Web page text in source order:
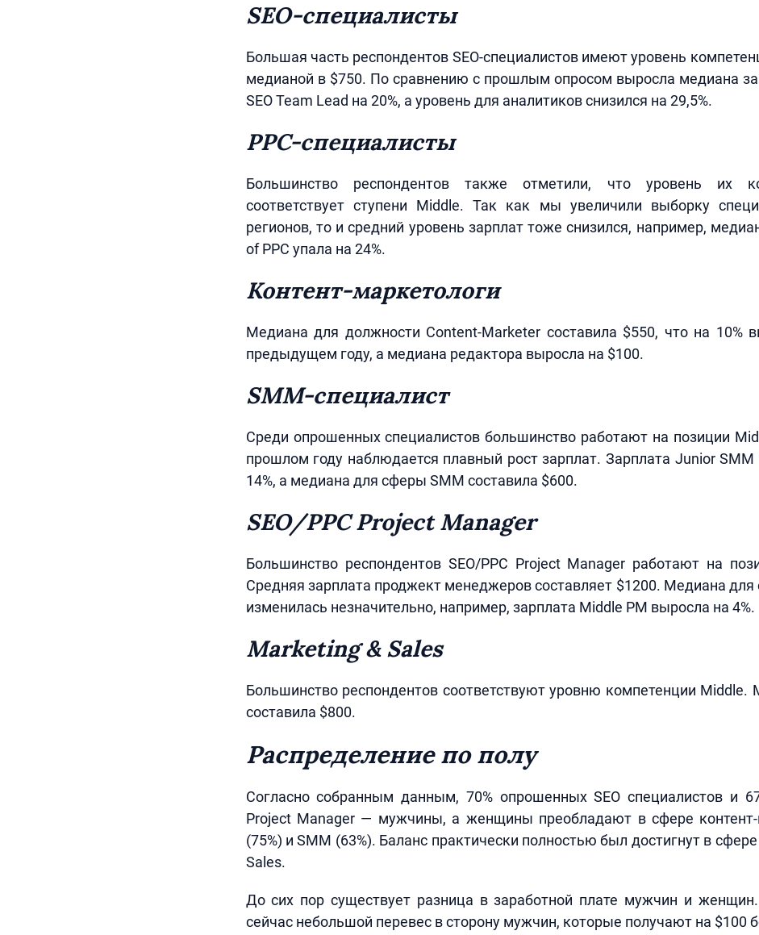
SEO-специалисты
Большая часть респондентов SEO-специалистов имеют уровень
медианой в $750. По сравнению с прошлым опросом выросла медиана
SEO Team Lead на 20%, а уровень для аналитиков снизился на 29,5%.
PPC-специалисты
Большинство респондентов также отметили, что уровень их
соответствует ступени Middle. Так как мы увеличили выборку
регионов, то и средний уровень зарплат тоже снизился, например,
of PPC упала на 24%.
Контент-маркетологи
Медиана для должности Content-Marketer составила $550, что на 10%
предыдущем году, а медиана редактора выросла на $100.
SMM-специалист
Среди опрошенных специалистов большинство работают на позиции
прошлом году наблюдается плавный рост зарплат. Зарплата Junior
14%, а медиана для сферы SMM составила $600.
SEO/PPC Project Manager
Большинство респондентов SEO/PPC Project Manager работают на
Средняя зарплата проджект менеджеров составляет $1200. Медиана для
изменилась незначительно, например, зарплата Middle PM выросла на 4%.
Marketing & Sales
Большинство респондентов соответствуют уровню компетенции
составила $800.
Распределение по полу
Согласно собранным данным, 70% опрошенных SEO специалистов и
Project Manager — мужчины, а женщины преобладают в сфере контент-
(75%) и SMM (63%). Баланс практически полностью был достигнут в
Sales.
До сих пор существует разница в заработной плате мужчин и
сейчас небольшой перевес в сторону мужчин, которые получают на $100